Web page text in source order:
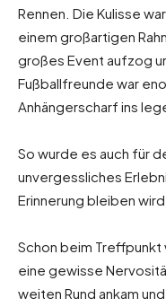
Rennen. Die Kulisse
einem großartigen
großes Event aufzog
Fußballfreunde war
Anhängerscharf ins
So wurde es auch für
unvergessliches
Erinnerung bleiben wird.
Schon beim
eine gewisse
weiten Rund ankam